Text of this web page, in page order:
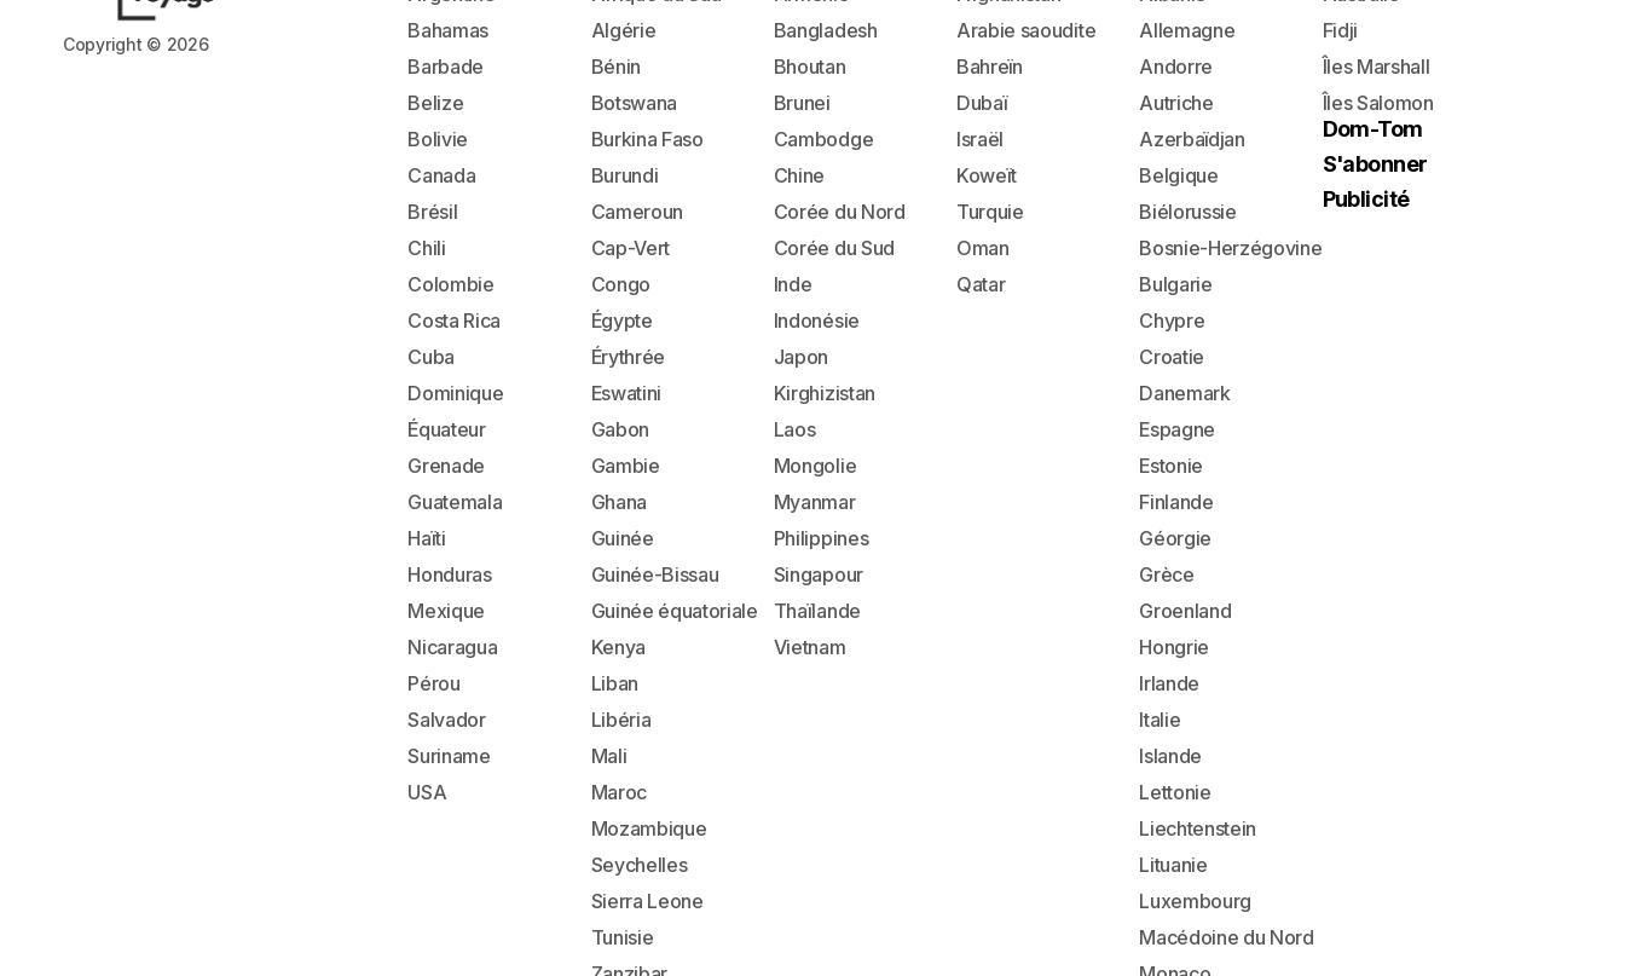
Copyright © 2026
Bahamas
Barbade
Belize
Bolivie
Canada
Brésil
Chili
Colombie
Costa Rica
Cuba
Dominique
Équateur
Grenade
Guatemala
Haïti
Honduras
Mexique
Nicaragua
Pérou
Salvador
Suriname
USA
Algérie
Bénin
Botswana
Burkina Faso
Burundi
Cameroun
Cap-Vert
Congo
Égypte
Érythrée
Eswatini
Gabon
Gambie
Ghana
Guinée
Guinée-Bissau
Guinée équatoriale
Kenya
Liban
Libéria
Mali
Maroc
Mozambique
Seychelles
Sierra Leone
Tunisie
Bangladesh
Bhoutan
Brunei
Cambodge
Chine
Corée du Nord
Corée du Sud
Inde
Indonésie
Japon
Kirghizistan
Laos
Mongolie
Myanmar
Philippines
Singapour
Thaïlande
Vietnam
Arabie saoudite
Bahreïn
Dubaï
Israël
Koweït
Turquie
Oman
Qatar
Allemagne
Andorre
Autriche
Azerbaïdjan
Belgique
Biélorussie
Bosnie-Herzégovine
Bulgarie
Chypre
Croatie
Danemark
Espagne
Estonie
Finlande
Géorgie
Grèce
Groenland
Hongrie
Irlande
Italie
Islande
Lettonie
Liechtenstein
Lituanie
Luxembourg
Macédoine du Nord
Fidji
Îles Marshall
Îles Salomon
Dom-Tom
S'abonner
Publicité